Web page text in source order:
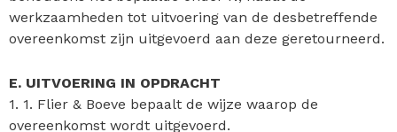
werkzaamheden tot uitvoering van de desbetreffende
overeenkomst zijn uitgevoerd aan deze geretourneerd.
E. UITVOERING IN OPDRACHT
1. 1. Flier & Boeve bepaalt de wijze waarop de
overeenkomst wordt uitgevoerd.